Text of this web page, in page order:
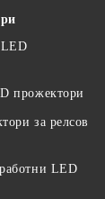
LED
прожектори
за релсов
LED